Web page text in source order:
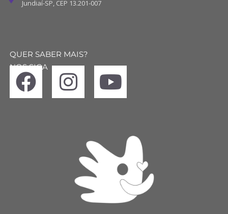
Jundiaí-SP, CEP 13.201-007
QUER SABER MAIS?
NOS SIGA